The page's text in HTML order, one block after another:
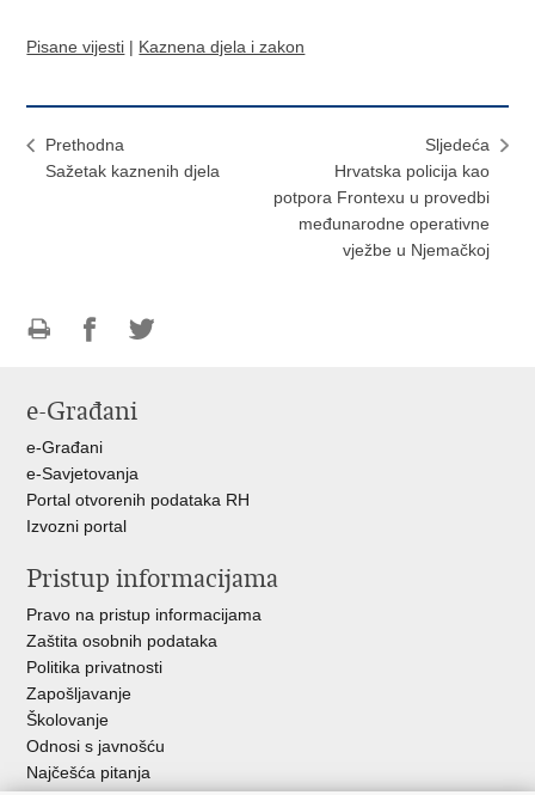
Pisane vijesti | Kaznena djela i zakon
Prethodna
Sažetak kaznenih djela
Sljedeća
Hrvatska policija kao
potpora Frontexu u provedbi
međunarodne operativne
vježbe u Njemačkoj
FacebookuTwitteru
e-Građani
e-Građani
e-Savjetovanja
Portal otvorenih podataka RH
Izvozni portal
Pristup informacijama
Pravo na pristup informacijama
Zaštita osobnih podataka
Politika privatnosti
Zapošljavanje
Školovanje
Odnosi s javnošću
Najčešća pitanja